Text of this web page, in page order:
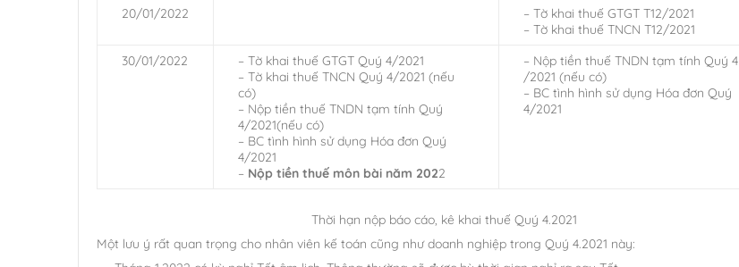
20/01/2022
– Tờ khai thuế GTGT T12/2021
– Tờ khai thuế TNCN T12/2021
30/01/2022
– Tờ khai thuế GTGT Quý 4/2021
– Tờ khai thuế TNCN Quý 4/2021 (nếu
có)
– Nộp tiền thuế TNDN tạm tính Quý
4/2021(nếu có)
– BC tình hình sử dụng Hóa đơn Quý
4/2021
– Nộp tiền thuế môn bài năm 2022
– Nộp tiền thuế TNDN tạm tính Quý 4
/2021 (nếu có)
– BC tình hình sử dụng Hóa đơn Quý
4/2021
Thời hạn nộp báo cáo, kê khai thuế Quý 4.2021
Một lưu ý rất quan trọng cho nhân viên kế toán cũng như doanh nghiệp trong Quý 4.2021 này: